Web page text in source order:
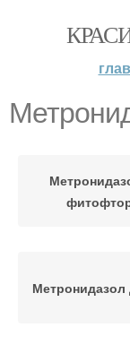
Метронидазол